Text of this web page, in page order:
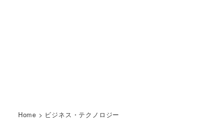
Home > ビジネス・テクノロジー